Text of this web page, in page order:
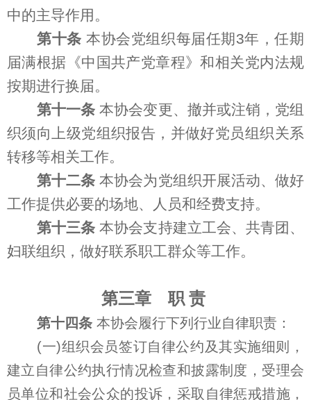
中的主导作用。
第十条 本协会党组织每届任期3年，任期
届满根据《中国共产党章程》和相关党内法规
按期进行换届。
第十一条 本协会变更、撤并或注销，党组
织须向上级党组织报告，并做好党员组织关系
转移等相关工作。
第十二条 本协会为党组织开展活动、做好
工作提供必要的场地、人员和经费支持。
第十三条 本协会支持建立工会、共青团、
妇联组织，做好联系职工群众等工作。
第三章 职 责
第十四条 本协会履行下列行业自律职责：
(一)组织会员签订自律公约及其实施细则，
建立自律公约执行情况检查和披露制度，受理会
员单位和社会公众的投诉，采取自律惩戒措施，